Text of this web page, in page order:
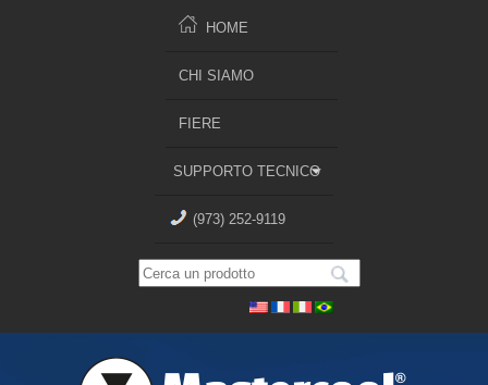
HOME
CHI SIAMO
FIERE
SUPPORTO TECNICO
(973) 252-9119